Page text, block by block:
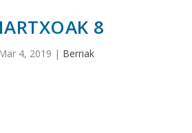
8
Mar 4, 2019 | Berriak